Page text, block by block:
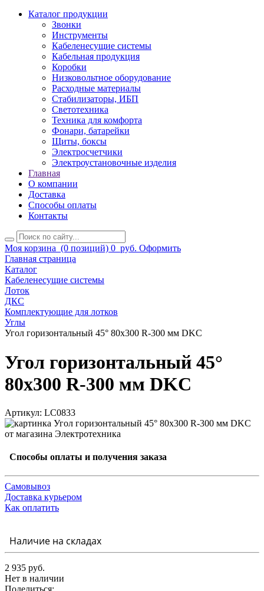
Каталог продукции
Звонки
Инструменты
Кабеленесущие системы
Кабельная продукция
Коробки
Низковольтное оборудование
Расходные материалы
Стабилизаторы, ИБП
Светотехника
Техника для комфорта
Фонари, батарейки
Щиты, боксы
Электросчетчики
Электроустановочные изделия
Главная
О компании
Доставка
Способы оплаты
Контакты
Моя корзина (0 позиций) 0 руб. Оформить
Главная страница
Каталог
Кабеленесущие системы
Лоток
ДКС
Комплектующие для лотков
Углы
Угол горизонтальный 45° 80x300 R-300 мм DKC
Угол горизонтальный 45°
80x300 R-300 мм DKC
Артикул: LC0833
Способы оплаты и получения заказа
Самовывоз
Доставка курьером
Как оплатить
Наличие на складах
2 935 руб.
Нет в наличии
Поделиться: